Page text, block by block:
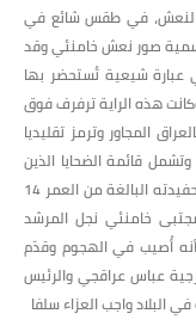
النعش، في طقس شائع في
صور نعش خامنئي وقد
عبارة شيعية تُستحضر بها
هذه الراية ترفرف فوق
المجاور وترمز تقليديا
قائمة الضحايا الذين
يُكرَّمون في المراسم صهر خامنئي وابنته الكبرى وحفيدته البالغة من العمر 14
خامنئي نجل المرشد
أنه أُصيب في الهجوم وقدّم
عباس عراقجي والرئيس
البلاد واجب العزاء سلفا